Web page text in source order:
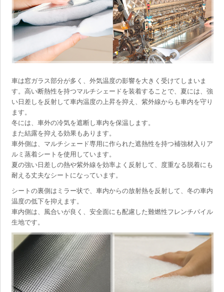
車は窓ガラス部分が多く、外気温度の影響を大きく受けてしまいま
す。高い断熱性を持つマルチシェードを装着することで、夏には、強
い日差しを反射して車内温度の上昇を抑え、紫外線からも車内を守り
ます。
冬には、車外の冷気を遮断し車内を保温します。
また結露を抑える効果もあります。
車外側は、マルチシェード専用に作られた遮熱性を持つ補強材入りア
ルミ蒸着シートを使用しています。
夏の強い日差しの熱や紫外線を効率よく反射して、度重なる脱着にも
耐える丈夫なシートになっています。
シートの裏側はミラー状で、車内からの放射熱を反射して、冬の車内
温度の低下を抑えます。
車内側は、風合いが良く、安全面にも配慮した難燃性フレンチパイル
生地です。